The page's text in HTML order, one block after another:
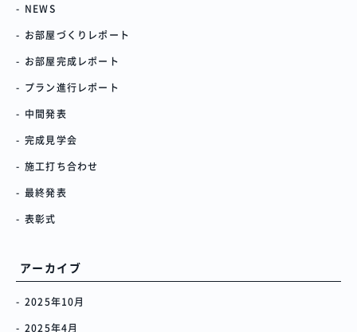
NEWS
お部屋づくりレポート
お部屋完成レポート
プラン進行レポート
中間発表
完成見学会
施工打ち合わせ
最終発表
表彰式
アーカイブ
2025年10月
2025年4月